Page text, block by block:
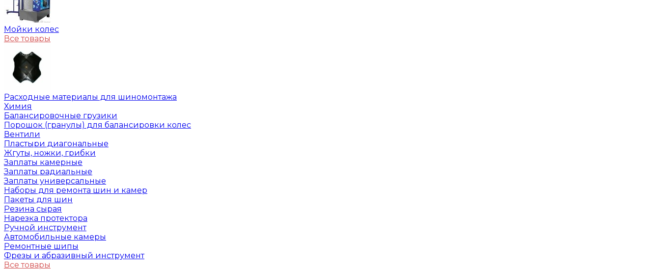
Мойки колес
Все товары
Расходные материалы для шиномонтажа
Химия
Балансировочные грузики
Порошок (гранулы) для балансировки колес
Вентили
Пластыри диагональные
Жгуты, ножки, грибки
Заплаты камерные
Заплаты радиальные
Заплаты универсальные
Наборы для ремонта шин и камер
Пакеты для шин
Резина сырая
Нарезка протектора
Ручной инструмент
Автомобильные камеры
Ремонтные шипы
Фрезы и абразивный инструмент
Все товары